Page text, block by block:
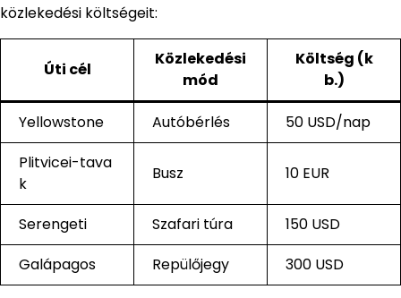
közlekedési költségeit:
Úti cél
Közlekedési
mód
Költség (k
b.)
Yellowstone Autóbérlés
50 USD/nap
Plitvicei-tava
k
Busz 10 EUR
Serengeti Szafari túra
150 USD
Galápagos
Repülőjegy 300 USD